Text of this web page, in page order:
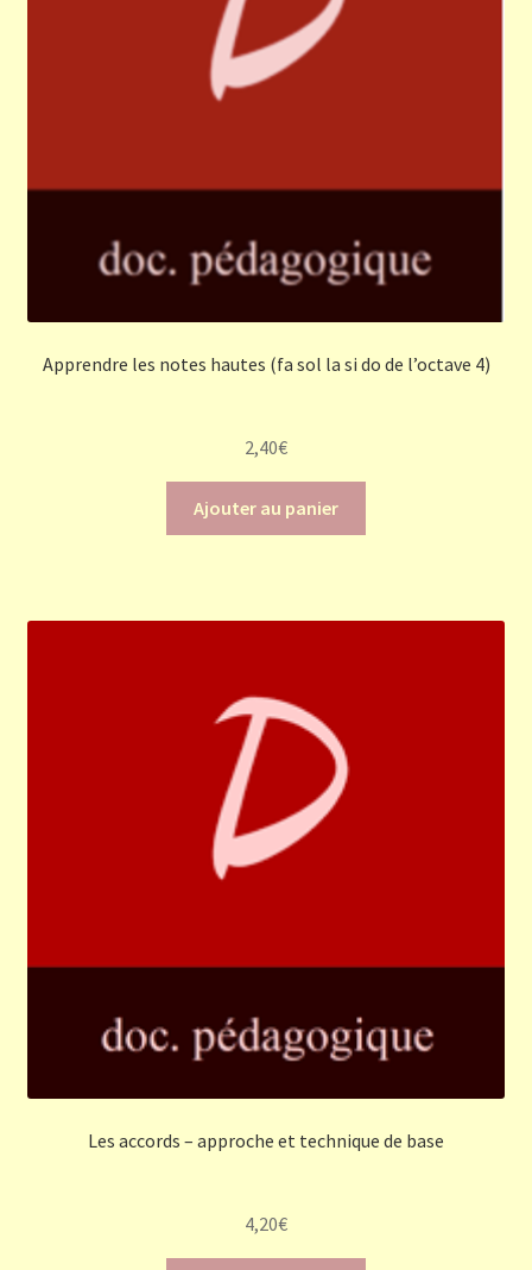
Apprendre les notes hautes (fa sol la si do de l’octave 4)
2,40€
Ajouter au panier
Les accords – approche et technique de base
4,20€